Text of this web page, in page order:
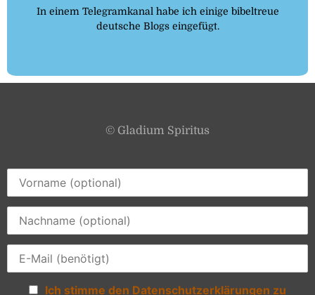
In einem Telegramkanal habe ich einige bibeltreue
deutsche Blogs eingefügt.
Christliche deutsche Blogs
© Gladium Spiritus
Ich stimme den Datenschutzerklärungen zu